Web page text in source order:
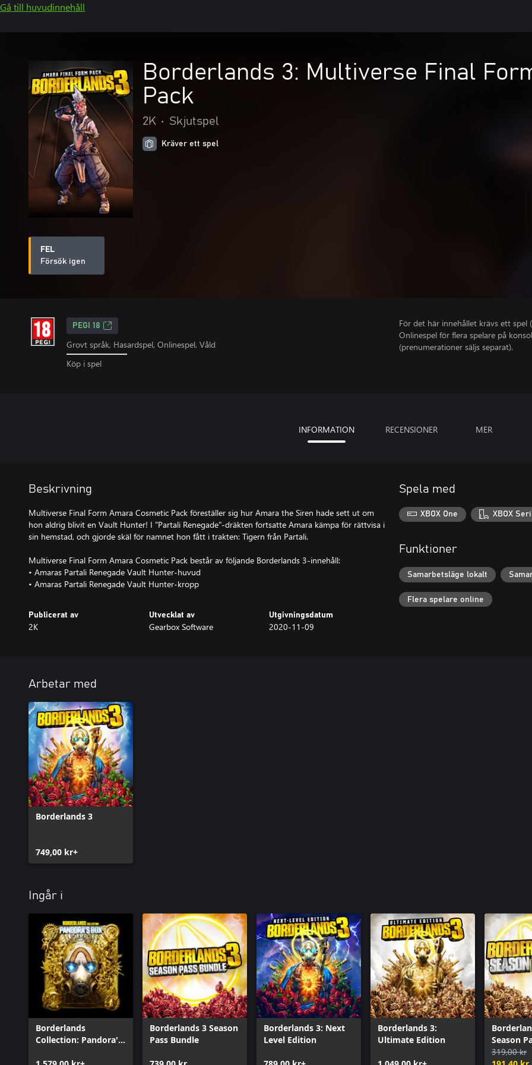
Gå till huvudinnehåll
Borderlands 3: Multiverse Final
Pack
2K • Skjutspel
Kräver ett spel
FEL
Försök igen
PEGI 18
Grovt språk, Hasardspel, Onlinespel, Våld
Köp i spel
För det här innehållet krävs ett spel
Onlinespel för flera spelare på
(prenumerationer säljs separat).
INFORMATION RECENSIONER MER
Beskrivning
Multiverse Final Form Amara Cosmetic Pack föreställer sig hur Amara the Siren hade sett ut om
hon aldrig blivit en Vault Hunter! I "Partali Renegade"-dräkten fortsatte Amara kämpa för rättvisa i
sin hemstad, och gjorde skäl för namnet hon fått i trakten: Tigern från Partali.
Multiverse Final Form Amara Cosmetic Pack består av följande Borderlands 3-innehåll:
• Amaras Partali Renegade Vault Hunter-huvud
• Amaras Partali Renegade Vault Hunter-kropp
Publicerat av
2K
Utvecklat av
Gearbox Software
Utgivningsdatum
2020-11-09
Spela med
XBOX One XBOX
Funktioner
Samarbetsläge lokalt
Flera spelare online
Arbetar med
Borderlands 3
749,00 kr+
Ingår i
Borderlands
Collection: Pandora's
Borderlands 3 Season
Pass Bundle
Borderlands 3: Next
Level Edition
Borderlands 3:
Ultimate Edition
Season
319,00 kr